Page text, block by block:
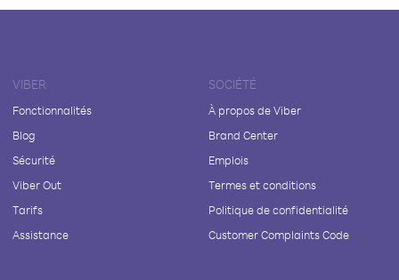
VIBER
Fonctionnalités
Blog
Sécurité
Viber Out
Tarifs
Assistance
SOCIÉTÉ
À propos de Viber
Brand Center
Emplois
Termes et conditions
Politique de confidentialité
Customer Complaints Code